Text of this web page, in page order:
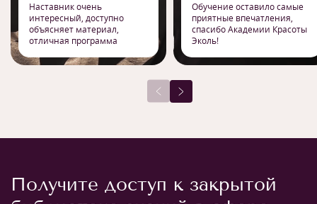
Наставник очень
интересный, доступно
объясняет материал,
отличная программа
Обучение оставило самые
приятные впечатления,
спасибо Академии Красоты
Эколь!
Получите доступ к закрытой